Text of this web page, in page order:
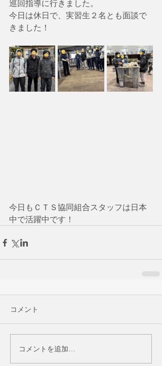
巡回指導に行きました。
今日は休日で、実習生２名とも面談で
きました！
今日もＣＴＳ協同組合スタッフは日本
中で活躍中です！
コメント
コメントを追加…